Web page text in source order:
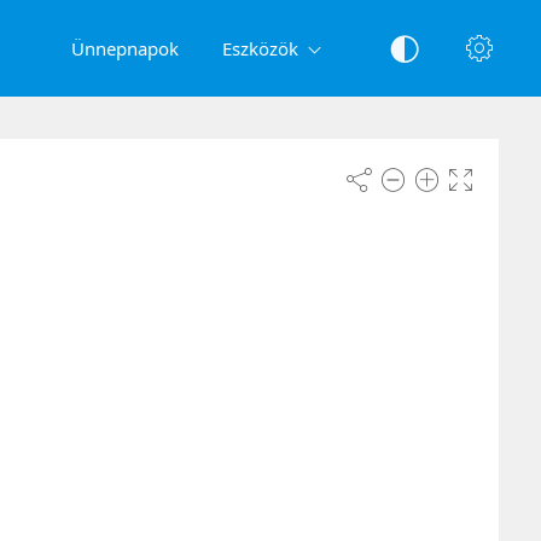
Ünnepnapok Eszközök